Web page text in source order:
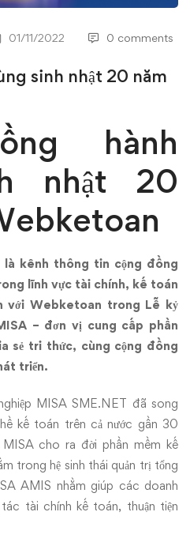
01/11/2022 0 comments
sinh nhật 20 năm
hành
nhật 20
kênh thông tin cộng đồng
lĩnh vực tài chính, kế toán
với Webketoan trong Lễ kỷ
– đơn vị cung cấp phần
sẻ tri thức, cùng cộng đồng
triển.
MISA SME.NET đã song
kế toán trên cả nước gần 30
cho ra đời phần mềm kế
trong hệ sinh thái quản trị tổng
AMIS nhằm giúp các doanh
tài chính kế toán, thuận tiện